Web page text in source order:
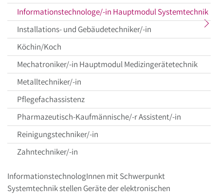
Informationstechnologe/-in Hauptmodul Systemtechnik
Installations- und Gebäudetechniker/-in
Köchin/Koch
Mechatroniker/-in Hauptmodul Medizingerätetechnik
Metalltechniker/-in
Pflegefachassistenz
Pharmazeutisch-Kaufmännische/-r Assistent/-in
Reinigungstechniker/-in
Zahntechniker/-in
InformationstechnologInnen mit Schwerpunkt
Systemtechnik stellen Geräte der elektronischen